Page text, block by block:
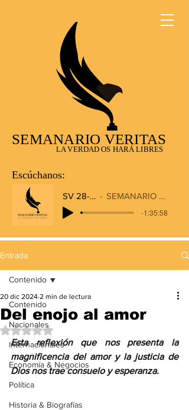
SEMANARIO VERITAS
LA VERDAD OS HARÁ LIBRES
Escúchanos:
SV 28-12-2025
SEMANARIO VERITAS RADIO
-1:35:58
Entrada
Contenido
Nacionales
Internacionales
Economía & Negocios
Política
Historia & Biografías
Contenido
Del enojo al amor
20 dic 2024 2 min de lectura
Obtuvo NaN de 5 estrellas.
Esta reflexión que nos presenta la
magnificencia del amor y la justicia de
Dios nos trae consuelo y esperanza.